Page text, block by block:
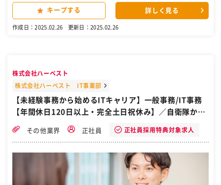
な業務】 〇電話、来客対応 〇PC入力作業、書類作成、ソフトでの図
面作成 〇工事現場の近隣挨拶、ポスティング業務 〇OB様宅への点検
内業務だけではなく、外出業務もあるので体を動かす事も好きな活発
気次第でステップアップできる環境 ☆短期間で昇給可能 【職場環境】
従業員数は7名（営業1名・施工管理1名・内勤事務5名） 専属職人11
度が高いので安定して長く働けます ☆残業なし！仕事は時間内にきっ
ちり！プライベートとの両立が可能！ ☆小さい会社だからこそやる気
ー募集！ ◎この仕事のやりがい ☑未経験OK！在職スタッフも皆未経
日120日でプライベートも充実 ☑定時で退勤！残業は一切ありません
［自衛隊・転職・求人］
キープする 詳しく見る
作成日：2025.02.26 更新日：2025.02.26
株式会社ハーベスト
株式会社ハーベスト IT事業部
【未経験事務から始めるITキャリア】一般事務/IT事務
【年間休日120日以上・完全土日祝休み】／自衛隊から
その他業界 正社員 正社員採用特典対象求人